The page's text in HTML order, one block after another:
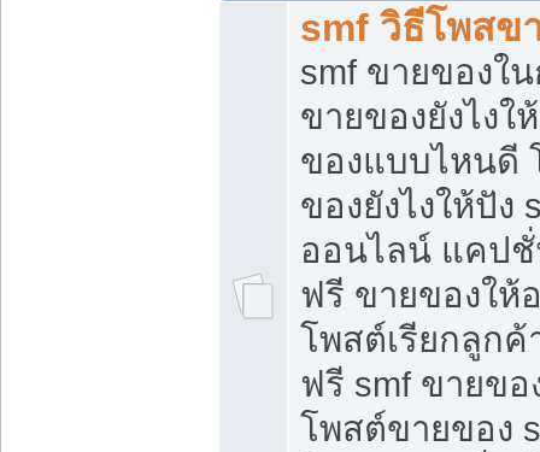
smf วิธีโพสข
smf ขายของใ
ขายของยังไง
ของแบบไหนดี
ของยังไงให้ปั
ออนไลน์ แคป
ฟรี ขายของให้
โพสต์เรียกลูกค้
ฟรี smf ขายขอ
โพสต์ขายของ